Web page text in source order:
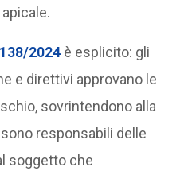
2024 è esplicito: gli
e direttivi approvano le
sovrintendono alla
responsabili delle
soggetto che